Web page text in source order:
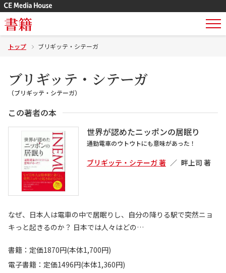
書籍
トップ ブリギッテ・シテーガ
ブリギッテ・シテーガ
（ブリギッテ・シテーガ）
この著者の本
世界が認めたニッポンの居眠り
通勤電車のウトウトにも意味があった！
ブリギッテ・シテーガ 著 畔上司 著
なぜ、日本人は電車の中で居眠りし、自分の降りる駅で突然ニョ
キっと起きるのか？ 日本では人々はどの…
書籍：定価1870円(本体1,700円)
電子書籍：定価1496円(本体1,360円)